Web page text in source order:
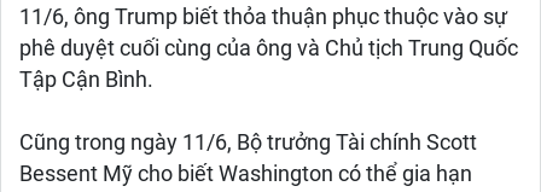
11/6, ông Trump biết thỏa thuận phục thuộc vào sự
phê duyệt cuối cùng của ông và Chủ tịch Trung Quốc
Tập Cận Bình.
Cũng trong ngày 11/6, Bộ trưởng Tài chính Scott
Bessent Mỹ cho biết Washington có thể gia hạn